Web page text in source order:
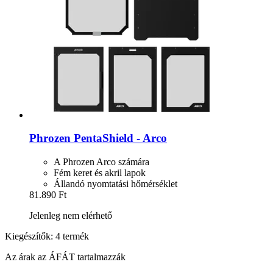
Phrozen PentaShield -​ Arco
A Phrozen Arco számára
Fém keret és akril lapok
Állandó nyomtatási hőmérséklet
81.890 Ft
Jelenleg nem elérhető
Kiegészítők: 4 termék
Az árak az ÁFÁT tartalmazzák